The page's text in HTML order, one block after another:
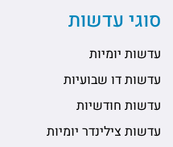
סוגי עדשות
עדשות יומיות
עדשות דו שבועיות
עדשות חודשיות
עדשות צילינדר יומיות